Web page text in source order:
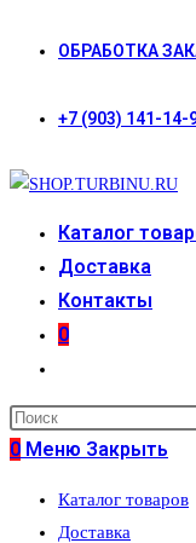
ОБРАБОТКА
+7 (903) 141-14-
Каталог
Доставка
Контакты
0
поиск
по
сайту
0 Меню Закрыть
Каталог товаров
Доставка